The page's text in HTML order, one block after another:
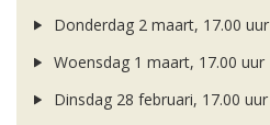
Donderdag 2 maart, 17.00 uur
Woensdag 1 maart, 17.00 uur
Dinsdag 28 februari, 17.00 uur